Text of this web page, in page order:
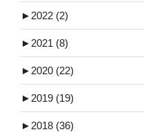
► 2022 (2)
► 2021 (8)
► 2020 (22)
► 2019 (19)
► 2018 (36)